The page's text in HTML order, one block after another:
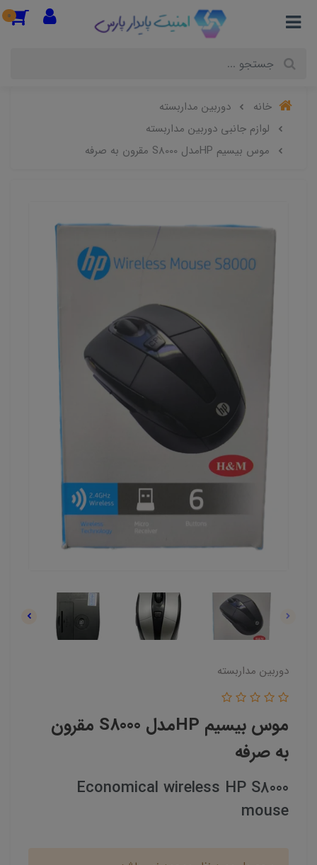
0
خانه
دوربین مداربسته
لوازم جانبی دوربین مداربسته
موس بیسیم HPمدل S8000 مقرون به صرفه
دوربین مداربسته
موس بیسیم HPمدل S8000 مقرون
به صرفه
Economical wireless HP S8000
mouse